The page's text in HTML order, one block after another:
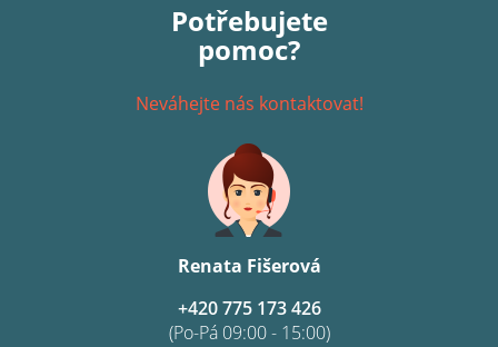
Potřebujete
pomoc?
Neváhejte nás kontaktovat!
Renata Fišerová
+420 775 173 426
(Po-Pá 09:00 - 15:00)